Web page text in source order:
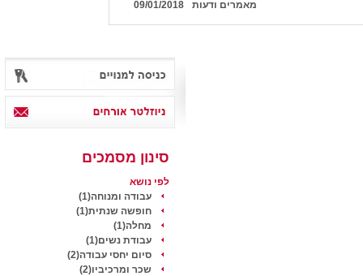
09/01/2018 מאמרים ודעות
סינון מסמכים
לפי נושא
עבודה ומנוחה(1)
חופשה שנתית(1)
מחלה(1)
עבודת נשים(1)
סיום יחסי עבודה(2)
שכר ומרכיביו(2)